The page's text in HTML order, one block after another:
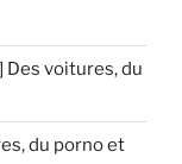
Des voitures, du
du porno et